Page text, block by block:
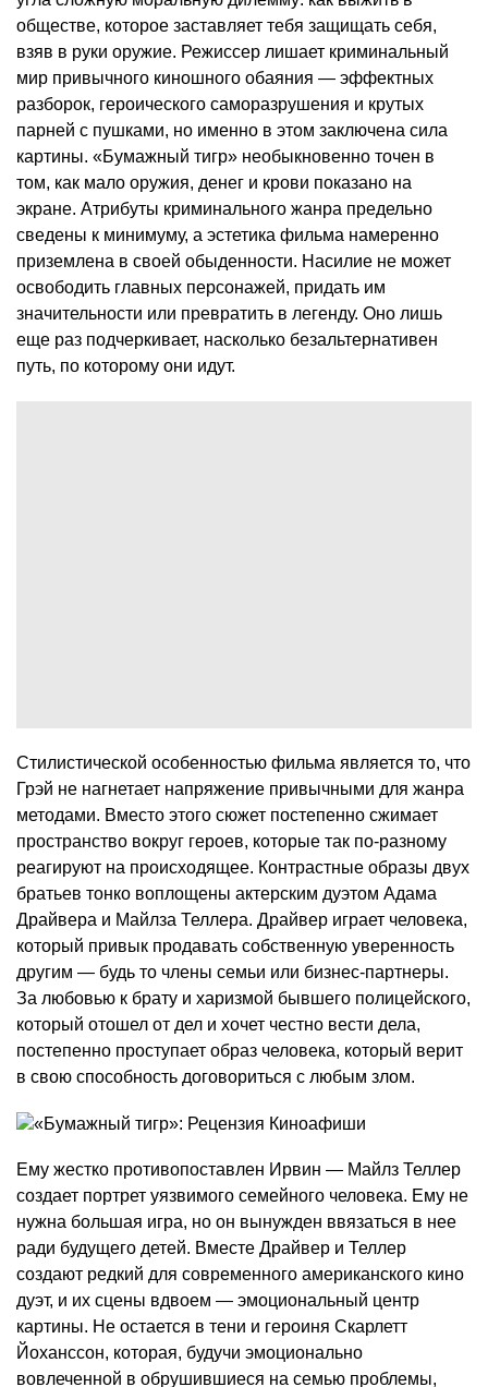
обществе, которое заставляет тебя защищать себя,
взяв в руки оружие. Режиссер лишает криминальный
мир привычного киношного обаяния — эффектных
разборок, героического саморазрушения и крутых
парней с пушками, но именно в этом заключена сила
картины. «Бумажный тигр» необыкновенно точен в
том, как мало оружия, денег и крови показано на
экране. Атрибуты криминального жанра предельно
сведены к минимуму, а эстетика фильма намеренно
приземлена в своей обыденности. Насилие не может
освободить главных персонажей, придать им
значительности или превратить в легенду. Оно лишь
еще раз подчеркивает, насколько безальтернативен
путь, по которому они идут.
Стилистической особенностью фильма является то, что
Грэй не нагнетает напряжение привычными для жанра
методами. Вместо этого сюжет постепенно сжимает
пространство вокруг героев, которые так по-разному
реагируют на происходящее. Контрастные образы двух
братьев тонко воплощены актерским дуэтом Адама
Драйвера и Майлза Теллера. Драйвер играет человека,
который привык продавать собственную уверенность
другим — будь то члены семьи или бизнес-партнеры.
За любовью к брату и харизмой бывшего полицейского,
который отошел от дел и хочет честно вести дела,
постепенно проступает образ человека, который верит
в свою способность договориться с любым злом.
Ему жестко противопоставлен Ирвин — Майлз Теллер
создает портрет уязвимого семейного человека. Ему не
нужна большая игра, но он вынужден ввязаться в нее
ради будущего детей. Вместе Драйвер и Теллер
создают редкий для современного американского кино
дуэт, и их сцены вдвоем — эмоциональный центр
картины. Не остается в тени и героиня Скарлетт
Йоханссон, которая, будучи эмоционально
вовлеченной в обрушившиеся на семью проблемы,